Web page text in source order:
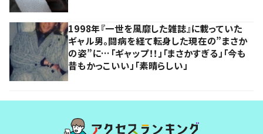
1998年『一世を風靡した雑誌』に載っていた
ギャル男。闘病を経て転身した現在の”まさか
の姿”に…「ギャップ！！」「まさかすぎる」「今も
昔もかっこいい」「素晴らしい」